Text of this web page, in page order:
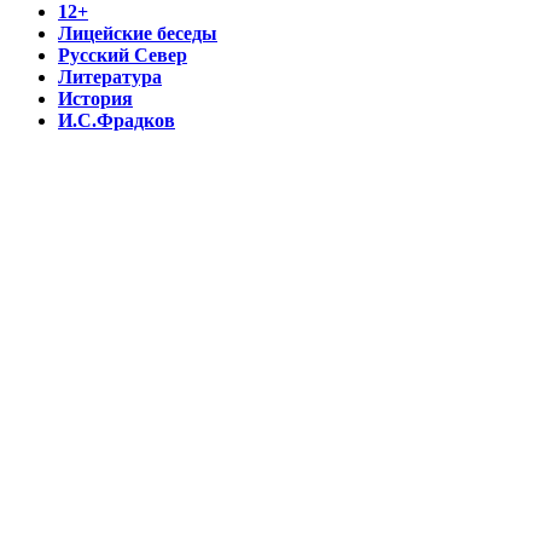
12+
Лицейские беседы
Русский Север
Литература
История
И.С.Фрадков